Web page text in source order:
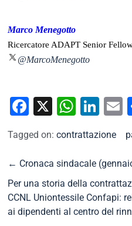
Marco Menegotto
Ricercatore ADAPT Senior
@MarcoMenegotto
Facebook
X
Tagged on:contrattazione
← Cronaca sindacale
Per una storia della
CCNL Uniontessile Confapi:
ai dipendenti al centro del